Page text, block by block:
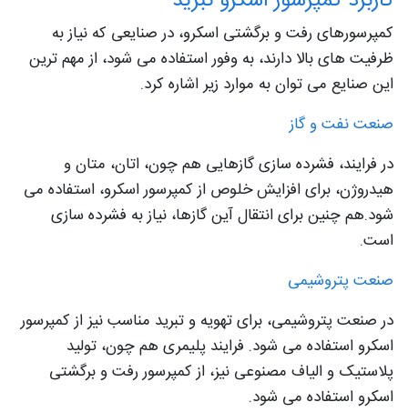
کمپرسورهای رفت و برگشتی اسکرو، در صنایعی که نیاز به
ظرفیت های بالا دارند، به وفور استفاده می شود، از مهم ترین
این صنایع می توان به موارد زیر اشاره کرد.
صنعت نفت و گاز
در فرایند، فشرده سازی گازهایی هم چون، اتان، متان و
هیدروژن، برای افزایش خلوص از کمپرسور اسکرو، استفاده می
شود.هم چنین برای انتقال آین گازها، نیاز به فشرده سازی
است.
صنعت پتروشیمی
در صنعت پتروشیمی، برای تهویه و تبرید مناسب نیز از کمپرسور
اسکرو استفاده می شود. فرایند پلیمری هم چون، تولید
پلاستیک و الیاف مصنوعی نیز، از کمپرسور رفت و برگشتی
اسکرو استفاده می شود.